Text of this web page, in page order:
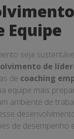
Equipe
seja
de
de coaching
equipe mais
ambiente de
de desempenho